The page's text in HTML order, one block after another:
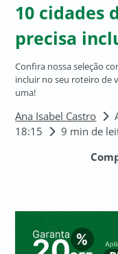
10 cidades
precisa
Confira nossa seleção
incluir no seu roteiro de
uma!
Ana Isabel Castro
18:15
9 min de